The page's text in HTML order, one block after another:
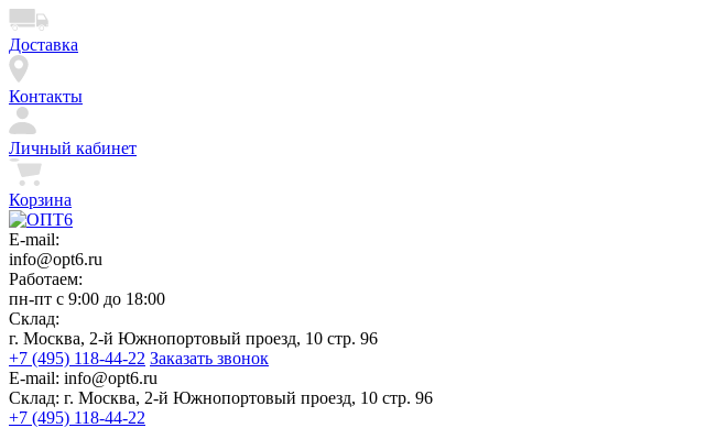
Доставка
Контакты
Личный кабинет
Корзина
E-mail:
info@opt6.ru
Работаем:
пн-пт с 9:00 до 18:00
Склад:
г. Москва, 2-й Южнопортовый проезд, 10 стр. 96
+7 (495) 118-44-22 Заказать звонок
E-mail: info@opt6.ru
Склад: г. Москва, 2-й Южнопортовый проезд, 10 стр. 96
+7 (495) 118-44-22